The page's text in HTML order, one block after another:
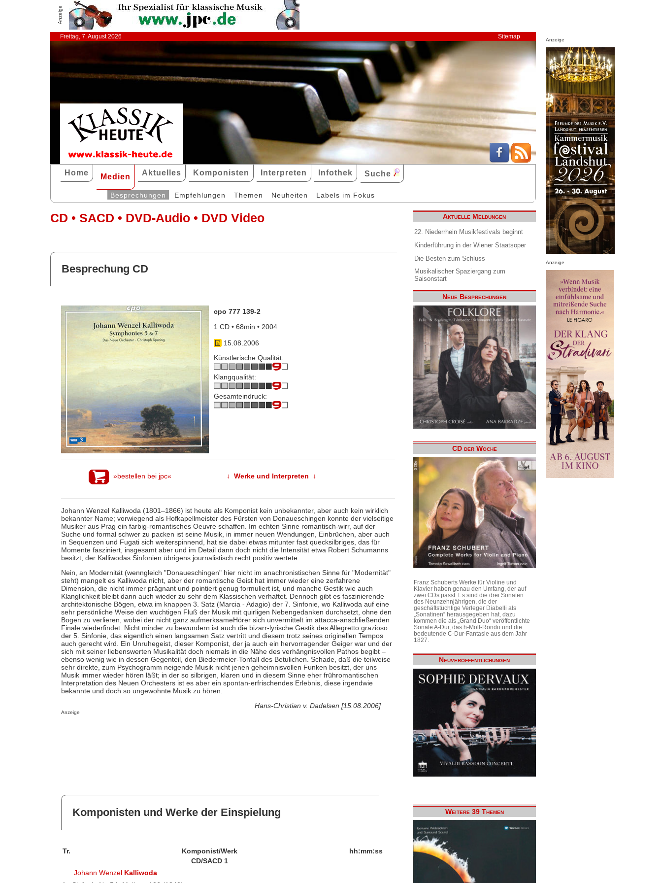
Anzeige
Freitag, 7. August 2026 Sitemap
Home Medien Aktuelles Komponisten Interpreten Infothek Suche
Besprechungen Empfehlungen Themen Neuheiten Labels im Fokus
CD • SACD • DVD-Audio • DVD Video
Besprechung CD
cpo 777 139-2
1 CD • 68min • 2004
15.08.2006
Künstlerische Qualität:
Klangqualität:
Gesamteindruck:
»bestellen bei jpc« ↓ Werke und Interpreten ↓
Johann Wenzel Kalliwoda (1801–1866) ist heute als Komponist kein unbekannter, aber auch kein wirklich
bekannter Name; vorwiegend als Hofkapellmeister des Fürsten von Donaueschingen konnte der vielseitige
Musiker aus Prag ein farbig-romantisches Oeuvre schaffen. Im echten Sinne romantisch-wirr, auf der
Suche und formal schwer zu packen ist seine Musik, in immer neuen Wendungen, Einbrüchen, aber auch
in Sequenzen und Fugati sich weiterspinnend, hat sie dabei etwas mitunter fast quecksilbriges, das für
Momente fasziniert, insgesamt aber und im Detail dann doch nicht die Intensität etwa Robert Schumanns
besitzt, der Kalliwodas Sinfonien übrigens journalistisch recht positiv wertete.
Nein, an Modernität (wenngleich "Donaueschingen" hier nicht im anachronistischen Sinne für "Modernität"
steht) mangelt es Kalliwoda nicht, aber der romantische Geist hat immer wieder eine zerfahrene
Dimension, die nicht immer prägnant und pointiert genug formuliert ist, und manche Gestik wie auch
Klanglichkeit bleibt dann auch wieder zu sehr dem Klassischen verhaftet. Dennoch gibt es faszinierende
architektonische Bögen, etwa im knappen 3. Satz (Marcia - Adagio) der 7. Sinfonie, wo Kalliwoda auf eine
sehr persönliche Weise den wuchtigen Fluß der Musik mit quirligen Nebengedanken durchsetzt, ohne den
Bogen zu verlieren, wobei der nicht ganz aufmerksameHörer sich unvermittelt im attacca-anschließenden
Finale wiederfindet. Nicht minder zu bewundern ist auch die bizarr-lyrische Gestik des Allegretto grazioso
der 5. Sinfonie, das eigentlich einen langsamen Satz vertritt und diesem trotz seines originellen Tempos
auch gerecht wird. Ein Unruhegeist, dieser Komponist, der ja auch ein hervorragender Geiger war und der
sich mit seiner liebenswerten Musikalität doch niemals in die Nähe des verhängnisvollen Pathos begibt –
ebenso wenig wie in dessen Gegenteil, den Biedermeier-Tonfall des Betulichen. Schade, daß die teilweise
sehr direkte, zum Psychogramm neigende Musik nicht jenen geheimnisvollen Funken besitzt, der uns
Musik immer wieder hören läßt; in der so silbrigen, klaren und in diesem Sinne eher frühromantischen
Interpretation des Neuen Orchesters ist es aber ein spontan-erfrischendes Erlebnis, diese irgendwie
bekannte und doch so ungewohnte Musik zu hören.
Hans-Christian v. Dadelsen [15.08.2006]
Anzeige
Komponisten und Werke der Einspielung
Tr. Komponist/Werk
hh:mm:ss
CD/SACD 1
Johann Wenzel Kalliwoda
Aktuelle Meldungen
22. Niederrhein Musikfestivals beginnt
Kinderführung in der Wiener Staatsoper
Die Besten zum Schluss
Musikalischer Spaziergang zum
Saisonstart
Neue Besprechungen
CD der Woche
Franz Schuberts Werke für Violine und
Klavier haben genau den Umfang, der auf
zwei CDs passt. Es sind die drei Sonaten
des Neunzehnjährigen, die der
geschäftstüchtige Verleger Diabelli als
„Sonatinen“ herausgegeben hat, dazu
kommen die als „Grand Duo“ veröffentlichte
Sonate A-Dur, das h-Moll-Rondo und die
bedeutende C-Dur-Fantasie aus dem Jahr
1827.
Neuveröffentlichungen
Weitere 39 Themen
Anzeige
Anzeige